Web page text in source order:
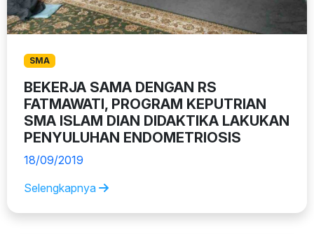
SMA
BEKERJA SAMA DENGAN RS
FATMAWATI, PROGRAM KEPUTRIAN
SMA ISLAM DIAN DIDAKTIKA LAKUKAN
PENYULUHAN ENDOMETRIOSIS
18/09/2019
Selengkapnya